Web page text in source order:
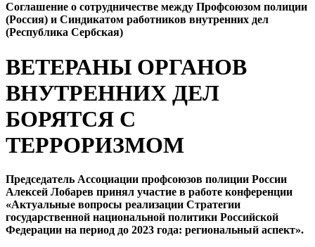
Cоглашение о сотрудничестве между Профсоюзом полиции
(Россия) и Синдикатом работников внутренних дел
(Республика Сербская)
ВЕТЕРАНЫ ОРГАНОВ
ВНУТРЕННИХ ДЕЛ
БОРЯТСЯ С
ТЕРРОРИЗМОМ
Председатель Ассоциации профсоюзов полиции России
Алексей Лобарев принял участие в работе конференции
«Актуальные вопросы реализации Стратегии
государственной национальной политики Российской
Федерации на период до 2023 года: региональный аспект».